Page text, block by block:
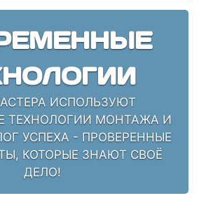
ИСПОЛЬЗУЮТ
ТЕХНОЛОГИИ МОНТАЖА И
УСПЕХА - ПРОВЕРЕННЫЕ
КОТОРЫЕ ЗНАЮТ СВОЁ
ДЕЛО!